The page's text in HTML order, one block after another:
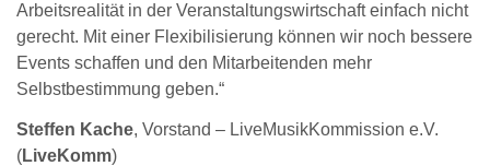
Arbeitsrealität in der Veranstaltungswirtschaft einfach nicht
gerecht. Mit einer Flexibilisierung können wir noch bessere
Events schaffen und den Mitarbeitenden mehr
Selbstbestimmung geben.“
Steffen Kache, Vorstand – LiveMusikKommission e.V.
(LiveKomm)